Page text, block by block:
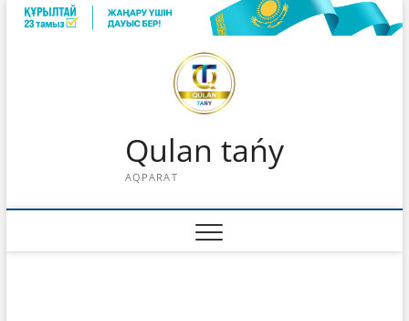
Skip
Qulan tańy
AQPARAT